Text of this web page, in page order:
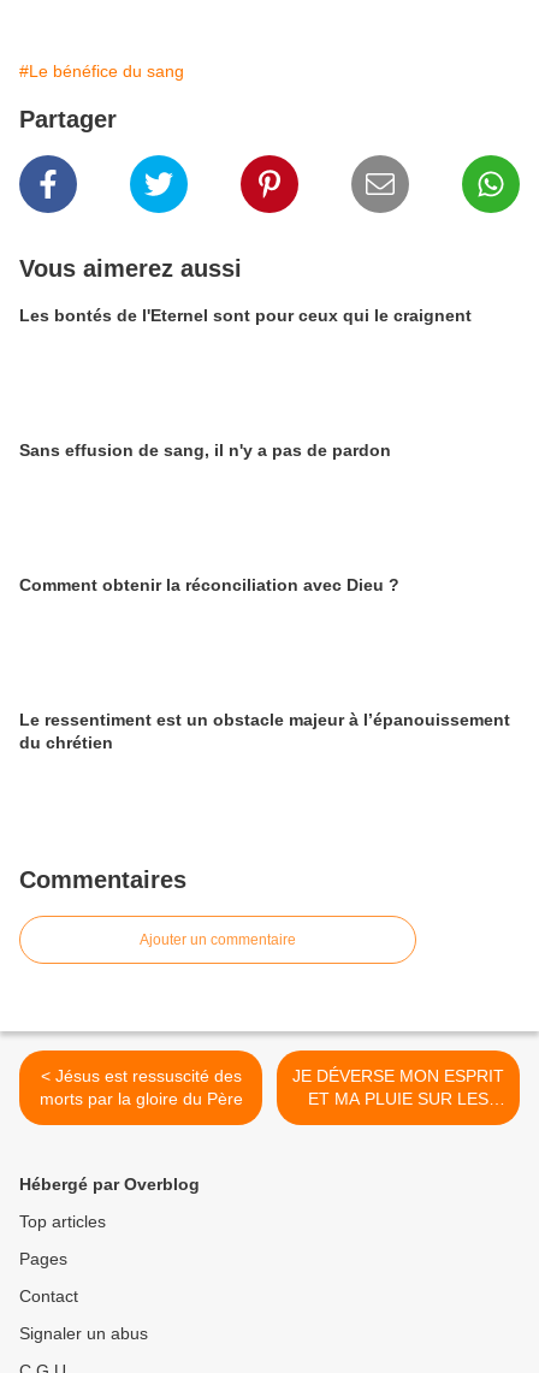
#Le bénéfice du sang
Partager
Vous aimerez aussi
Les bontés de l'Eternel sont pour ceux qui le craignent
Sans effusion de sang, il n'y a pas de pardon
Comment obtenir la réconciliation avec Dieu ?
Le ressentiment est un obstacle majeur à l’épanouissement
du chrétien
Commentaires
Ajouter un commentaire
< Jésus est ressuscité des
morts par la gloire du Père
JE DÉVERSE MON ESPRIT
ET MA PLUIE SUR LES
CHAMPS >
Hébergé par Overblog
Top articles
Pages
Contact
Signaler un abus